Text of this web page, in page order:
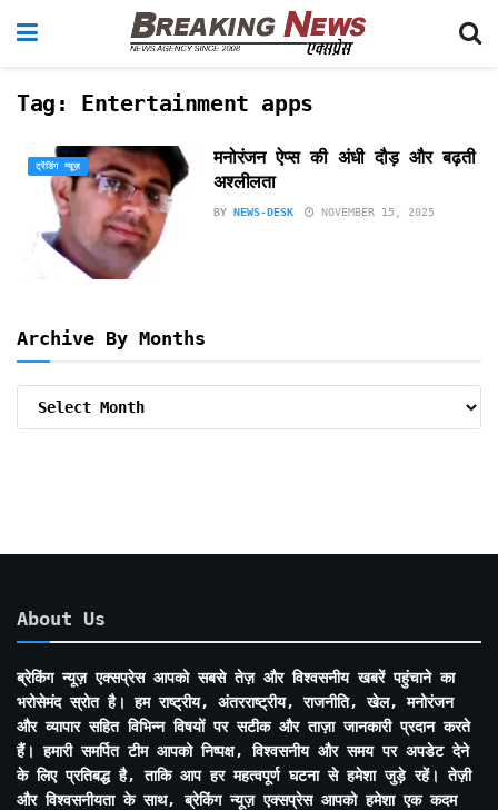
Tag: Entertainment apps
ट्रेंडिंग न्यूज़
मनोरंजन ऐप्स की अंधी दौड़ और बढ़ती
अश्लीलता
BY NEWS-DESK NOVEMBER 15, 2025
Archive By Months
About Us
ब्रेकिंग न्यूज़ एक्सप्रेस आपको सबसे तेज़ और विश्वसनीय खबरें पहुंचाने का
भरोसेमंद स्रोत है। हम राष्ट्रीय, अंतरराष्ट्रीय, राजनीति, खेल, मनोरंजन
और व्यापार सहित विभिन्न विषयों पर सटीक और ताज़ा जानकारी प्रदान करते
हैं। हमारी समर्पित टीम आपको निष्पक्ष, विश्वसनीय और समय पर अपडेट देने
के लिए प्रतिबद्ध है, ताकि आप हर महत्वपूर्ण घटना से हमेशा जुड़े रहें। तेज़ी
और विश्वसनीयता के साथ, ब्रेकिंग न्यूज़ एक्सप्रेस आपको हमेशा एक कदम